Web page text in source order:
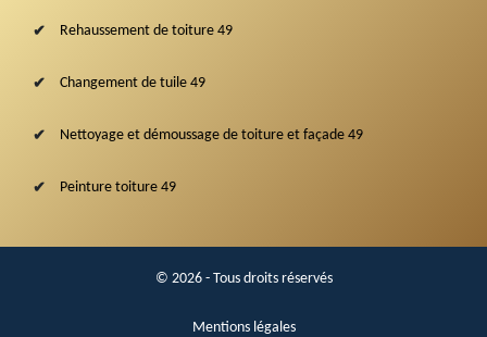
Rehaussement de toiture 49
Changement de tuile 49
Nettoyage et démoussage de toiture et façade 49
Peinture toiture 49
© 2026 - Tous droits réservés
Mentions légales